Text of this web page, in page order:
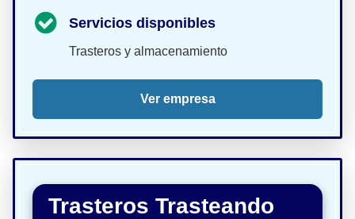
Servicios disponibles
Trasteros y almacenamiento
Ver empresa
Trasteros Trasteando